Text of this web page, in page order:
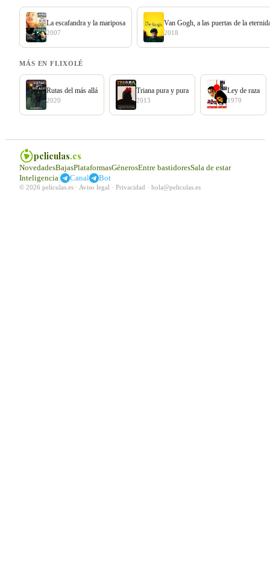
La escafandra y la mariposa
2007
Van Gogh, a las puertas de la
2018
MÁS EN FLIXOLÉ
Rutas del más allá
2020
Triana pura y pura
2013
Ley de raza
1970
peliculas.es
NovedadesBajasPlataformasGénerosEntre bastidoresSala de estar
Inteligencia| Canal Bot
© 2026 peliculas.es · Aviso legal · Privacidad · hola@peliculas.es